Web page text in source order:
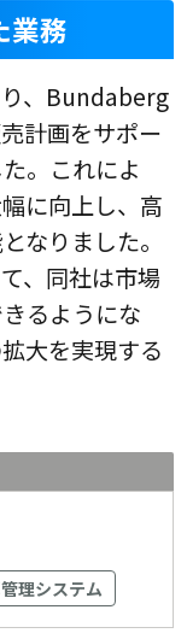
業務
、Bundaberg
計画をサポー
。これによ
に向上し、高
なりました。
、同社は市場
るようにな
大を実現する
理システム